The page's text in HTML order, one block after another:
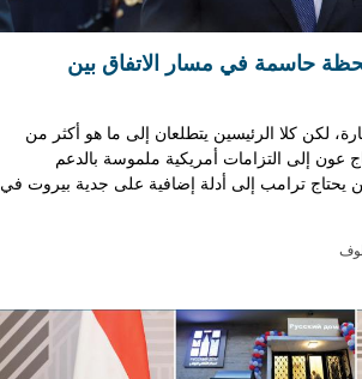
حاسمة في مسار الاتفاق بين
لكن كلا الرئيسين يتطلعان إلى ما هو أكثر من
عون إلى التزامات أمريكية ملموسة بالدعم
يحتاج ترامب إلى أدلة إضافية على جدية بيروت في